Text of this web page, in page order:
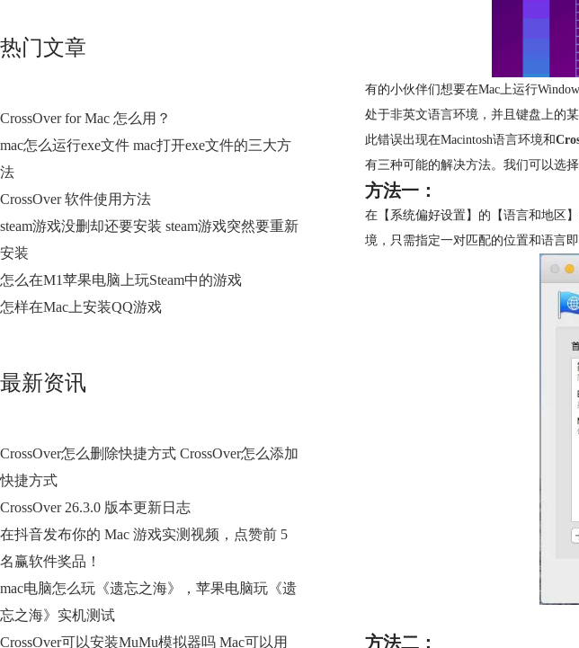
热门文章
CrossOver for Mac 怎么用？
mac怎么运行exe文件 mac打开exe文件的三大方
法
CrossOver 软件使用方法
steam游戏没删却还要安装 steam游戏突然要重新
安装
怎么在M1苹果电脑上玩Steam中的游戏
怎样在Mac上安装QQ游戏
最新资讯
CrossOver怎么删除快捷方式 CrossOver怎么添加
快捷方式
CrossOver 26.3.0 版本更新日志
在抖音发布你的 Mac 游戏实测视频，点赞前 5
名赢软件奖品！
mac电脑怎么玩《遗忘之海》，苹果电脑玩《遗
忘之海》实机测试
CrossOver可以安装MuMu模拟器吗 Mac可以用
有的小伙伴们想要在Mac上运行
处于非英文语言环境，并且键盘上的
此错误出现在Macintosh语言环境和
有三种可能的解决方法。我们可以选
方法一：
在【系统偏好设置】的【语言和地区
境，只需指定一对匹配的位置和语言即
方法二：